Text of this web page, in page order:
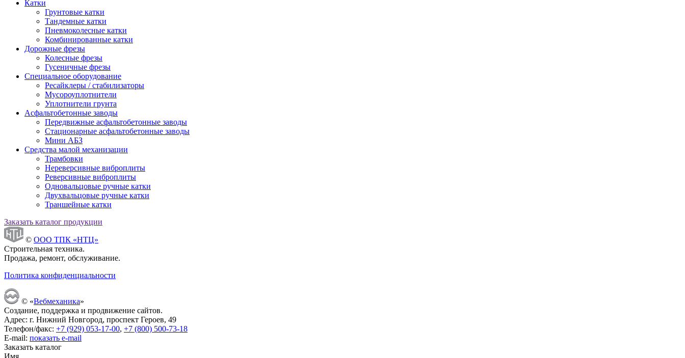
Катки
Грунтовые катки
Тандемные катки
Пневмоколесные катки
Комбинированные катки
Дорожные фрезы
Колесные фрезы
Гусеничные фрезы
Специальное оборудование
Ресайклеры / стабилизаторы
Мусороуплотнители
Уплотнители грунта
Асфальтобетонные заводы
Передвижные асфальтобетонные заводы
Стационарные асфальтобетонные заводы
Мини АБЗ
Средства малой механизации
Трамбовки
Нереверсивные виброплиты
Реверсивные виброплиты
Одновальцовые ручные катки
Двухвальцовые ручные катки
Траншейные катки
Заказать каталог продукции
© ООО ТПК «НТЦ»
Строительная техника.
Продажа, ремонт, обслуживание.
Политика конфиденциальности
© «Вебмеханика»
Создание, поддержка и продвижение сайтов.
Адрес: г. Нижний Новгород, проспект Героев, 49
Телефон/факс: +7 (929) 053-17-00, +7 (800) 500-73-18
E-mail: показать e-mail
Заказать каталог
Имя